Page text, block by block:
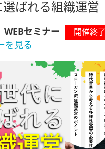
選ばれる組織運営
WEBセミナー 開催終了
を見る